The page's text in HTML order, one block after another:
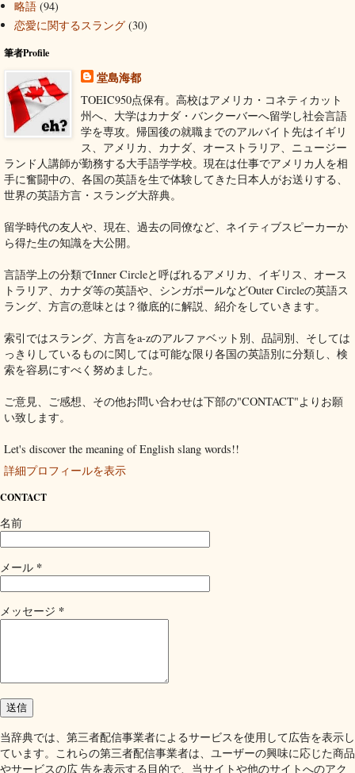
略語 (94)
恋愛に関するスラング (30)
筆者Profile
堂島海都
TOEIC950点保有。高校はアメリカ・コネティカット
州へ、大学はカナダ・バンクーバーへ留学し社会言語
学を専攻。帰国後の就職までのアルバイト先はイギリ
ス、アメリカ、カナダ、オーストラリア、ニュージー
ランド人講師が勤務する大手語学学校。現在は仕事でアメリカ人を相
手に奮闘中の、各国の英語を生で体験してきた日本人がお送りする、
世界の英語方言・スラング大辞典。
留学時代の友人や、現在、過去の同僚など、ネイティブスピーカーか
ら得た生の知識を大公開。
言語学上の分類でInner Circleと呼ばれるアメリカ、イギリス、オース
トラリア、カナダ等の英語や、シンガポールなどOuter Circleの英語ス
ラング、方言の意味とは？徹底的に解説、紹介をしていきます。
索引ではスラング、方言をa-zのアルファベット別、品詞別、そしては
っきりしているものに関しては可能な限り各国の英語別に分類し、検
索を容易にすべく努めました。
ご意見、ご感想、その他お問い合わせは下部の"CONTACT"よりお願
い致します。
Let's discover the meaning of English slang words!!
詳細プロフィールを表示
CONTACT
名前
メール *
メッセージ *
当辞典では、第三者配信事業者によるサービスを使用して広告を表示し
ています。これらの第三者配信事業者は、ユーザーの興味に応じた商品
やサービスの広 告を表示する目的で、当サイトや他のサイトへのアク